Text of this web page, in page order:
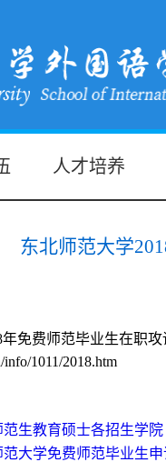
人才培养
东北师范大学
免费师范毕业生在职
info/1011/2018.htm
范生教育硕士各招生学
范大学免费师范毕业生